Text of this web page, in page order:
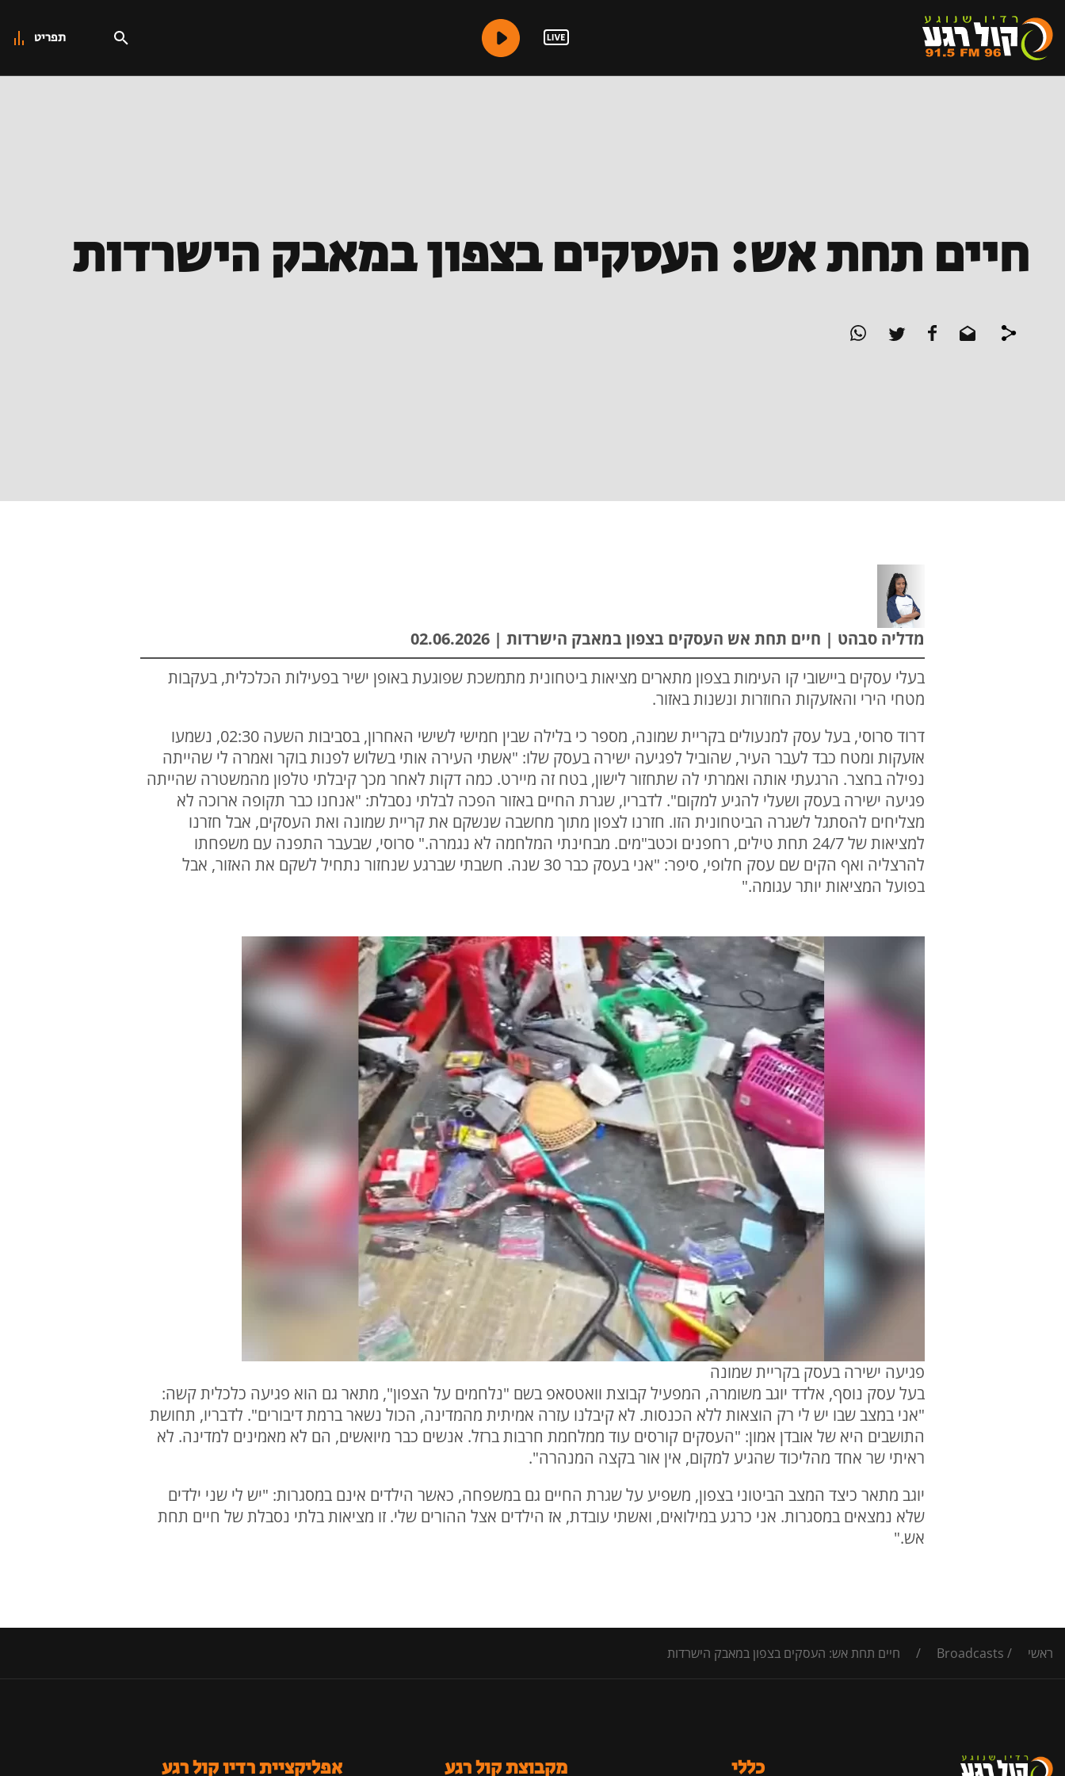
תפריט
חיים תחת אש: העסקים בצפון במאבק הישרדות
מדליה סבהט | חיים תחת אש העסקים בצפון במאבק הישרדות | 02.06.2026
בעלי עסקים ביישובי קו העימות בצפון מתארים מציאות ביטחונית מתמשכת שפוגעת באופן ישיר בפעילות הכלכלית, בעקבות
מטחי הירי והאזעקות החוזרות ונשנות באזור.
דרוד סרוסי, בעל עסק למנעולים בקריית שמונה, מספר כי בלילה שבין חמישי לשישי האחרון, בסביבות השעה 02:30, נשמעו
אזעקות ומטח כבד לעבר העיר, שהוביל לפגיעה ישירה בעסק שלו: "אשתי העירה אותי בשלוש לפנות בוקר ואמרה לי שהייתה
נפילה בחצר. הרגעתי אותה ואמרתי לה שתחזור לישון, בטח זה מיירט. כמה דקות לאחר מכך קיבלתי טלפון מהמשטרה שהייתה
פגיעה ישירה בעסק ושעלי להגיע למקום". לדבריו, שגרת החיים באזור הפכה לבלתי נסבלת: "אנחנו כבר תקופה ארוכה לא
מצליחים להסתגל לשגרה הביטחונית הזו. חזרנו לצפון מתוך מחשבה שנשקם את קריית שמונה ואת העסקים, אבל חזרנו
למציאות של 24/7 תחת טילים, רחפנים וכטב"מים. מבחינתי המלחמה לא נגמרה." סרוסי, שבעבר התפנה עם משפחתו
להרצליה ואף הקים שם עסק חלופי, סיפר: "אני בעסק כבר 30 שנה. חשבתי שברגע שנחזור נתחיל לשקם את האזור, אבל
בפועל המציאות יותר עגומה."
פגיעה ישירה בעסק בקריית שמונה
בעל עסק נוסף, אלדד יוגב משומרה, המפעיל קבוצת וואטסאפ בשם "נלחמים על הצפון", מתאר גם הוא פגיעה כלכלית קשה:
"אני במצב שבו יש לי רק הוצאות ללא הכנסות. לא קיבלנו עזרה אמיתית מהמדינה, הכול נשאר ברמת דיבורים". לדבריו, תחושת
התושבים היא של אובדן אמון: "העסקים קורסים עוד ממלחמת חרבות ברזל. אנשים כבר מיואשים, הם לא מאמינים למדינה. לא
ראיתי שר אחד מהליכוד שהגיע למקום, אין אור בקצה המנהרה".
יוגב מתאר כיצד המצב הביטוני בצפון, משפיע על שגרת החיים גם במשפחה, כאשר הילדים אינם במסגרות: "יש לי שני ילדים
שלא נמצאים במסגרות. אני כרגע במילואים, ואשתי עובדת, אז הילדים אצל ההורים שלי. זו מציאות בלתי נסבלת של חיים תחת
אש."
ראשי /
Broadcasts
/ חיים תחת אש: העסקים בצפון במאבק הישרדות
כללי מקבוצת קול רגע אפליקציית רדיו קול רגע